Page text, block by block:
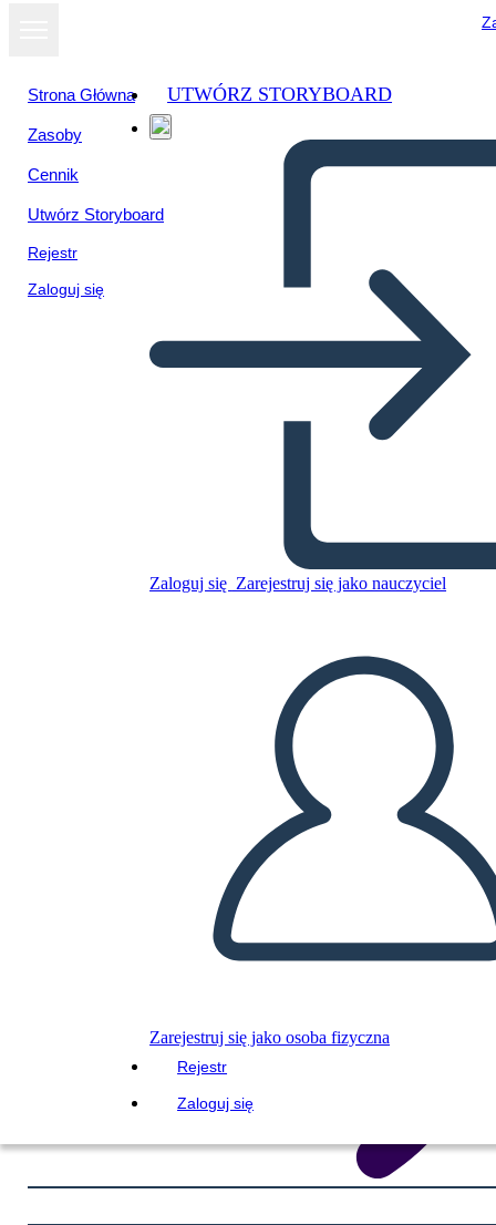
Strona Główna
Zasoby
Cennik
Utwórz Storyboard
Rejestr
Zaloguj się
UTWÓRZ STORYBOARD
Zaloguj się Zarejestruj się jako nauczyciel
Zarejestruj się jako osoba fizyczna
Rejestr
Zaloguj się
Skopiuj tę scenorys
ODTWARZANIE POKAZU SLAJDÓW
PRZECZYTAJ MI
Wyświetl jako
pokaz slajdów